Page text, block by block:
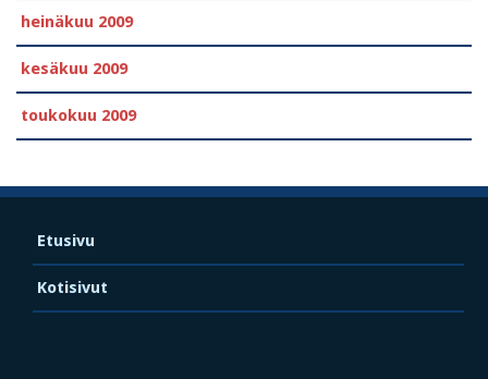
heinäkuu 2009
kesäkuu 2009
toukokuu 2009
Etusivu
Kotisivut